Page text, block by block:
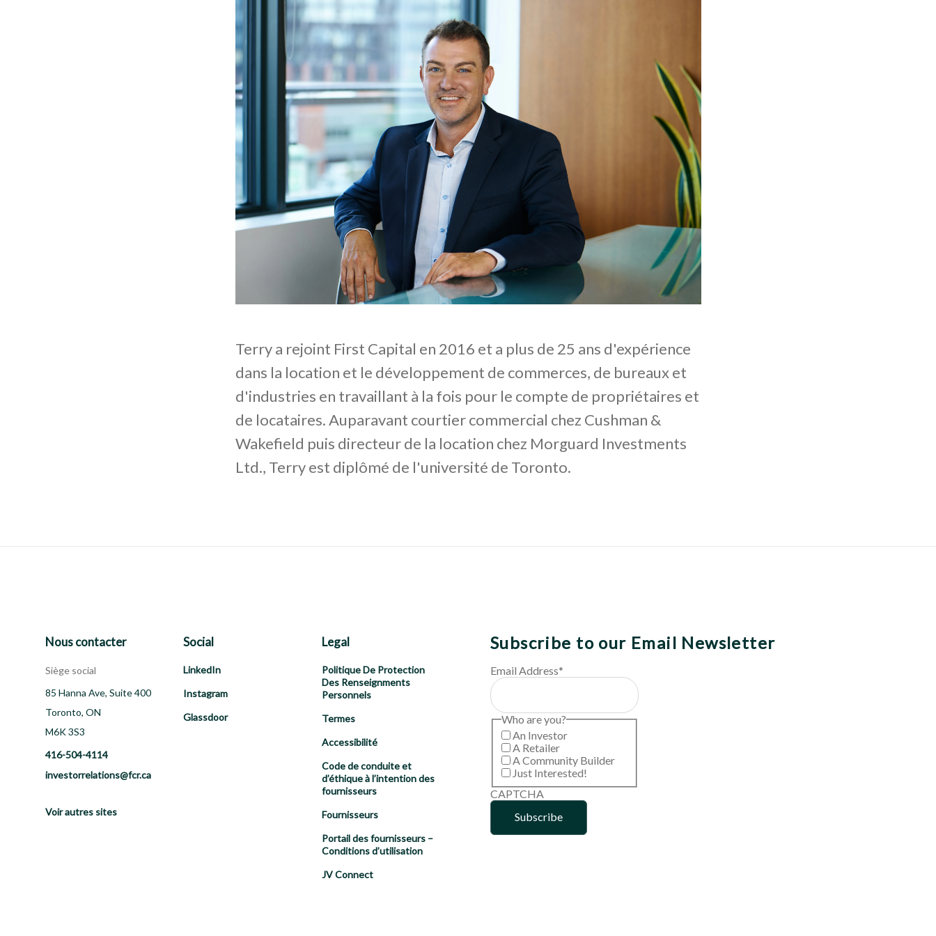
Terry a rejoint First Capital en 2016 et a plus de 25 ans d'expérience
dans la location et le développement de commerces, de bureaux et
d'industries en travaillant à la fois pour le compte de propriétaires et
de locataires. Auparavant courtier commercial chez Cushman &
Wakefield puis directeur de la location chez Morguard Investments
Ltd., Terry est diplômé de l'université de Toronto.
Nous contacter
Siège social
85 Hanna Ave, Suite 400
Toronto, ON
M6K 3S3
416-504-4114
investorrelations@fcr.ca
Voir autres sites
Social
LinkedIn
Instagram
Glassdoor
Legal
Politique De Protection
Des Renseignments
Personnels
Termes
Accessibilité
Code de conduite et
d’éthique à l’intention des
fournisseurs
Fournisseurs
Portail des fournisseurs –
Conditions d’utilisation
JV Connect
Subscribe to our Email Newsletter
Email Address*
Who are you?
An Investor
A Retailer
A Community Builder
Just Interested!
CAPTCHA